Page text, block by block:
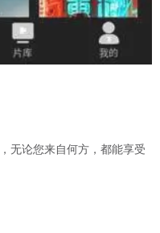
无论您来自何方，都能享受